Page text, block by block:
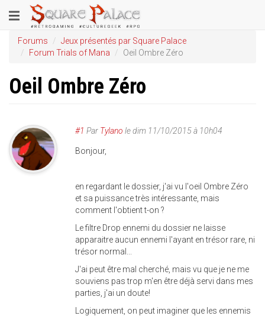
au
contenu
principal
Toggle
navigation
Forums
Jeux présentés par Square Palace
Forum Trials of Mana
Oeil Ombre Zéro
Oeil Ombre Zéro
#1 Par Tylano ledim 11/10/2015 à 10h04
Bonjour,
en regardant le dossier, j'ai vu l'oeil Ombre Zéro
et sa puissance très intéressante, mais
comment l'obtient t-on ?
Le filtre Drop ennemi du dossier ne laisse
apparaitre aucun ennemi l'ayant en trésor rare, ni
trésor normal...
J'ai peut être mal cherché, mais vu que je ne me
souviens pas trop m'en être déjà servi dans mes
parties, j'ai un doute!
Logiquement, on peut imaginer que les ennemis